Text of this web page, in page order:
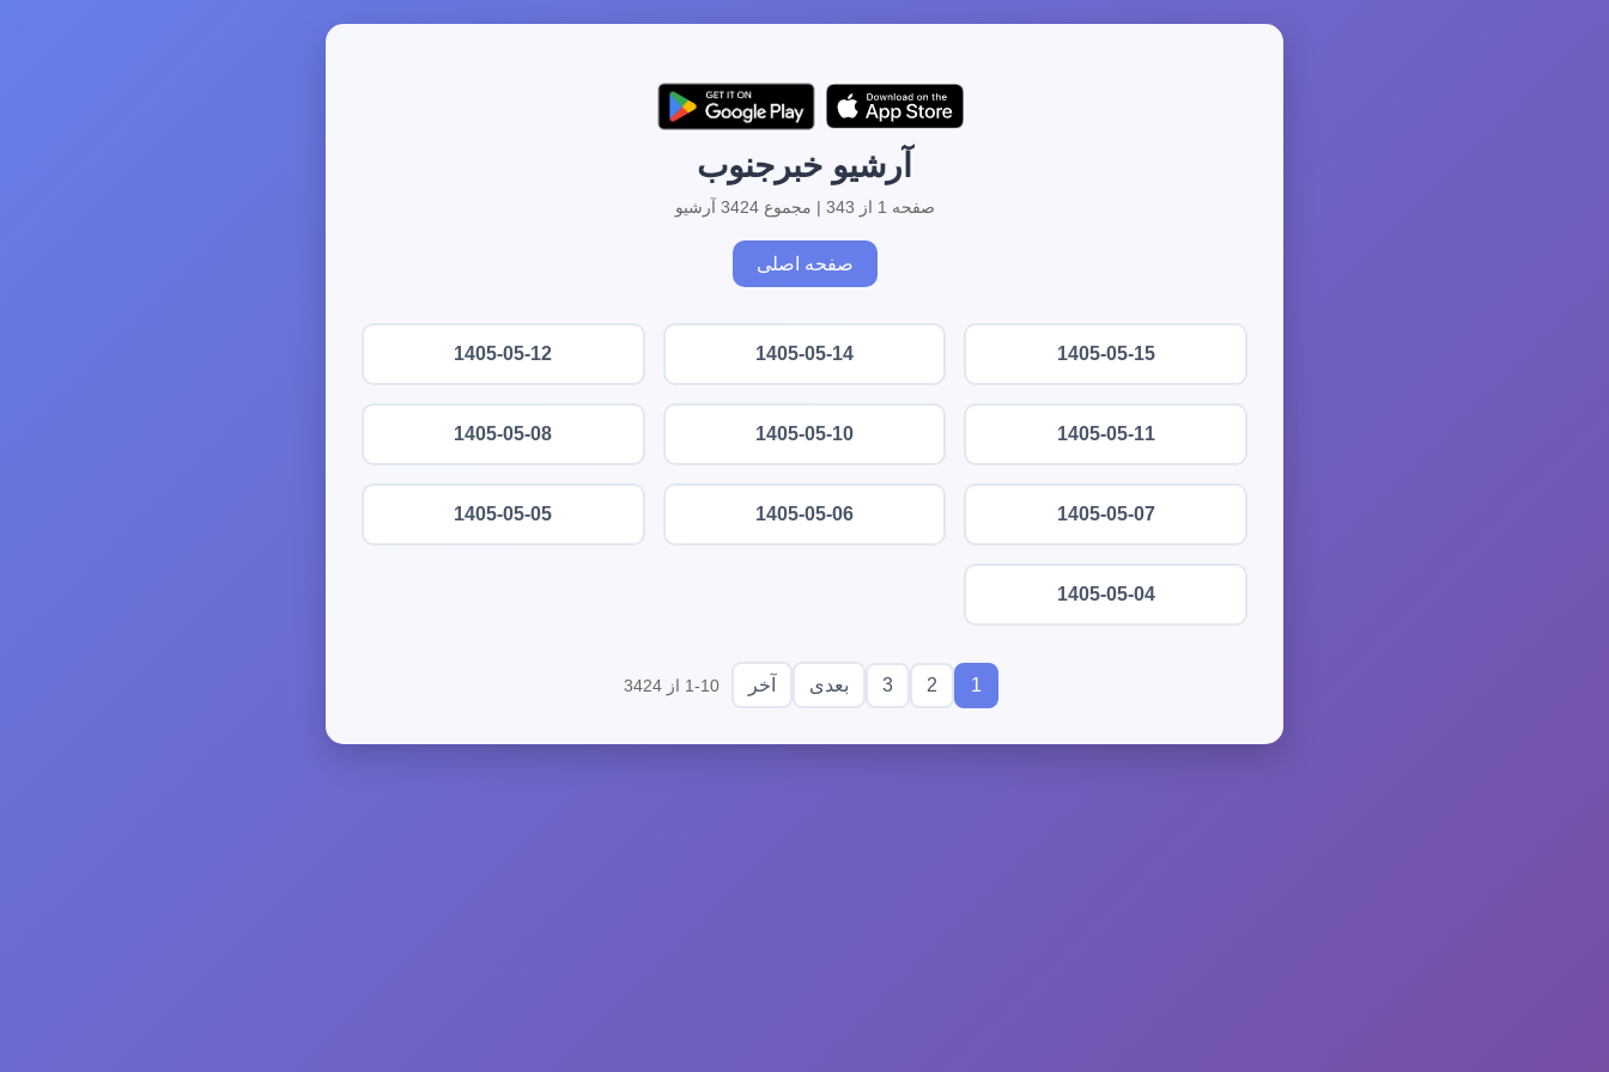
آرشیو خبرجنوب
صفحه 1 از 343 | مجموع 3424 آرشیو
صفحه اصلی
1405-05-15
1405-05-14
1405-05-12
1405-05-11
1405-05-10
1405-05-08
1405-05-07
1405-05-06
1405-05-05
1405-05-04
1
2
3 بعدی آخر 1-10 از 3424